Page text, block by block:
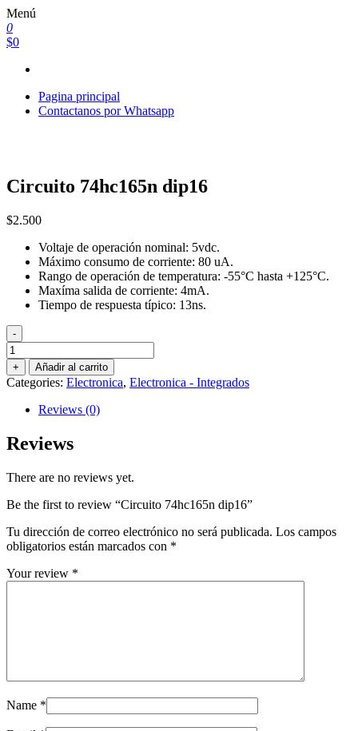
Saltar
al
contenido
Menú
0
$0
Pagina principal
Contactanos por Whatsapp
Circuito 74hc165n dip16
$2.500
Voltaje de operación nominal: 5vdc.
Máximo consumo de corriente: 80 uA.
Rango de operación de temperatura: -55°C hasta +125°C.
Maxíma salida de corriente: 4mA.
Tiempo de respuesta típico: 13ns.
-
Circuito
74hc165n
dip16
quantity
+ Añadir al carrito
Categories: Electronica, Electronica - Integrados
Reviews (0)
Reviews
There are no reviews yet.
Be the first to review “Circuito 74hc165n dip16”
Tu dirección de correo electrónico no será publicada. Los campos
obligatorios están marcados con *
Your review *
Name *